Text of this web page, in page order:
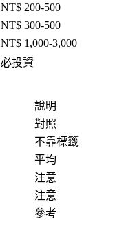
NT$ 200-500
NT$ 300-500
NT$ 1,000-3,000
必投資
說明
對照
不靠標籤
平均
注意
注意
參考